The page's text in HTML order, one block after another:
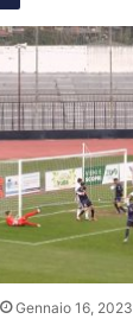
Gennaio 16, 2023